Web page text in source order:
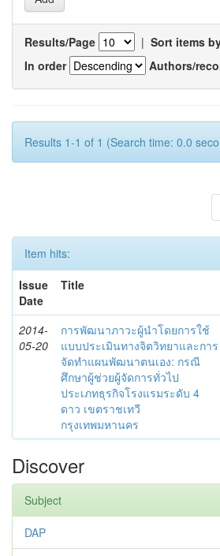
Results/Page | Sort items
In order
Authors/
Results 1-1 of 1 (Search time: 0.0
Item hits:
Issue
Date
Title
2014-
05-20
การพัฒนาภาวะผู้นำโดยการใช้
แบบประเมินทางจิตวิทยาและการ
จัดทำแผนพัฒนาตนเอง: กรณี
ศึกษาผู้ช่วยผู้จัดการทั่วไป
ประเภทธุรกิจโรงแรมระดับ 4
ดาว เขตราชเทวี
กรุงเทพมหานคร
Discover
Subject
DAP